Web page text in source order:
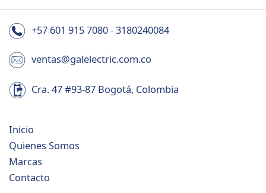
+57 601 915 7080-3180240084
ventas@galelectric.com.co
Cra. 47 #93-87 Bogotá, Colombia
Inicio
Quienes Somos
Marcas
Contacto